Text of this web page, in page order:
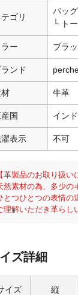
ゴリ
バッグ
ト
ー ブラ
ンド
牛革
産国 イン
表示 不可
【革製品のお取り扱い
然素材の為、多少の
とつひとつの表情の
理解いただき革らし
ズ詳細
イズ 縦